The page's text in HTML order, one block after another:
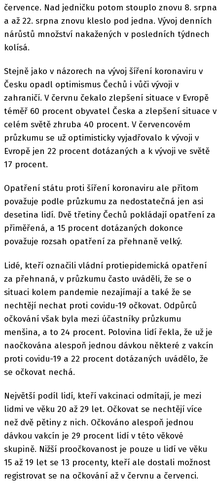
července. Nad jedničku potom stouplo znovu 8. srpna
a až 22. srpna znovu kleslo pod jedna. Vývoj denních
nárůstů množství nakažených v posledních týdnech
kolísá.
Stejně jako v názorech na vývoj šíření koronaviru v
Česku opadl optimismus Čechů i vůči vývoji v
zahraničí. V červnu čekalo zlepšení situace v Evropě
téměř 60 procent obyvatel Česka a zlepšení situace v
celém světě zhruba 40 procent. V červencovém
průzkumu se už optimisticky vyjadřovalo k vývoji v
Evropě jen 22 procent dotázaných a k vývoji ve světě
17 procent.
Opatření státu proti šíření koronaviru ale přitom
považuje podle průzkumu za nedostatečná jen asi
desetina lidí. Dvě třetiny Čechů pokládají opatření za
přiměřená, a 15 procent dotázaných dokonce
považuje rozsah opatření za přehnaně velký.
Lidé, kteří označili vládní protiepidemická opatření
za přehnaná, v průzkumu často uváděli, že se o
situaci kolem pandemie nezajímají a také že se
nechtějí nechat proti covidu-19 očkovat. Odpůrců
očkování však byla mezi účastníky průzkumu
menšina, a to 24 procent. Polovina lidí řekla, že už je
naočkována alespoň jednou dávkou některé z vakcín
proti covidu-19 a 22 procent dotázaných uvádělo, že
se očkovat nechá.
Největší podíl lidí, kteří vakcinaci odmítají, je mezi
lidmi ve věku 20 až 29 let. Očkovat se nechtějí více
než dvě pětiny z nich. Očkováno alespoň jednou
dávkou vakcín je 29 procent lidí v této věkové
skupině. Nižší proočkovanost je pouze u lidí ve věku
15 až 19 let se 13 procenty, kteří ale dostali možnost
registrovat se na očkování až v červnu a červenci.